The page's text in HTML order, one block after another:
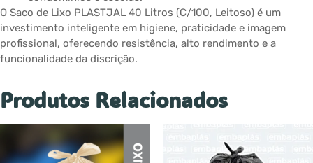
O Saco de Lixo PLASTJAL 40 Litros (C/100, Leitoso) é um
investimento inteligente em higiene, praticidade e imagem
profissional, oferecendo resistência, alto rendimento e a
funcionalidade da discrição.
Produtos Relacionados